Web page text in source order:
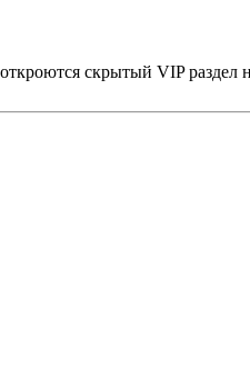
скрытый VIP раздел